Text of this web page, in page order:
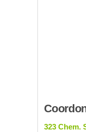
323 Chem.